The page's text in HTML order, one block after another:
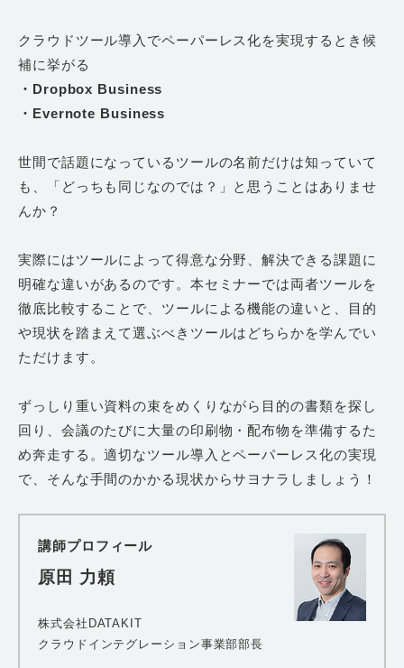
クラウドツール導入でペーパーレス化を実現するとき候
補に挙がる
・Dropbox Business
・Evernote Business
世間で話題になっているツールの名前だけは知っていて
も、「どっちも同じなのでは？」と思うことはありませ
んか？
実際にはツールによって得意な分野、解決できる課題に
明確な違いがあるのです。本セミナーでは両者ツールを
徹底比較することで、ツールによる機能の違いと、目的
や現状を踏まえて選ぶべきツールはどちらかを学んでい
ただけます。
ずっしり重い資料の束をめくりながら目的の書類を探し
回り、会議のたびに大量の印刷物・配布物を準備するた
め奔走する。適切なツール導入とペーパーレス化の実現
で、そんな手間のかかる現状からサヨナラしましょう！
講師プロフィール
原田 力頼
株式会社DATAKIT
クラウドインテグレーション事業部部長